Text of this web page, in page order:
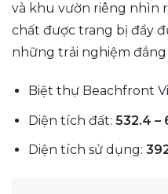
và khu vườn riêng nhìn
chất được trang bị đầy
những trải nghiệm
Biệt thự Beachfront
Diện tích đất: 532.4 –
Diện tích sử dụng: